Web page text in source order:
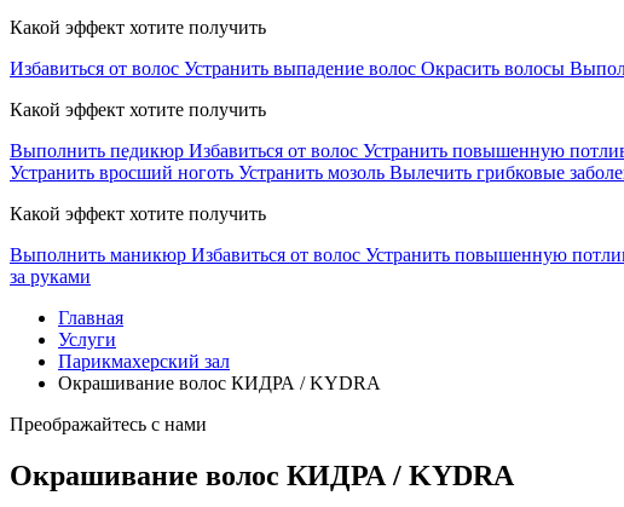
Какой эффект хотите получить
Избавиться от волос Устранить выпадение волос Окрасить волосы
Какой эффект хотите получить
Выполнить педикюр Избавиться от волос Устранить повышенную
Устранить вросший ноготь Устранить мозоль Вылечить грибковые
Какой эффект хотите получить
Выполнить маникюр Избавиться от волос Устранить повышенную
за руками
Главная
Услуги
Парикмахерский зал
Окрашивание волос КИДРА / KYDRA
Преображайтесь с нами
Окрашивание волос КИДРА / KYDRA